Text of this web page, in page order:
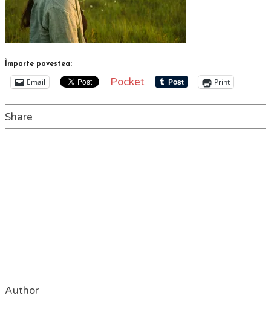
Împarte povestea:
Email Pocket Print
Share
Author